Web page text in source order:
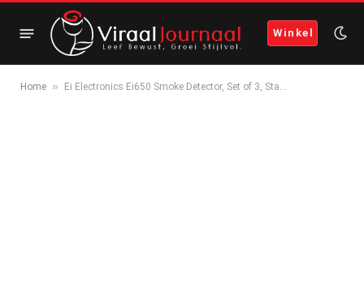
Winkel
Home » Ei Electronics Ei650 Smoke Detector, Set of 3, Sta…